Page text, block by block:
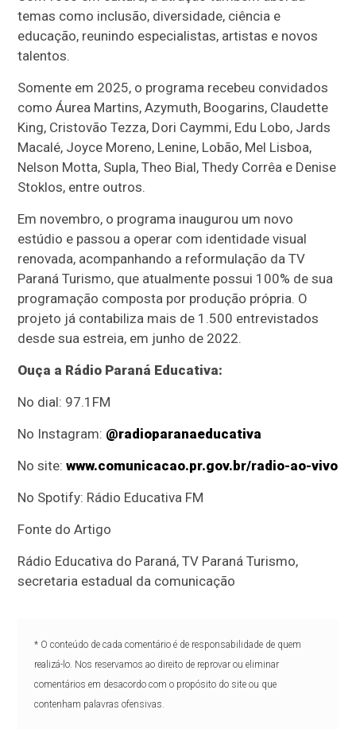
temas como inclusão, diversidade, ciência e
educação, reunindo especialistas, artistas e novos
talentos.
Somente em 2025, o programa recebeu convidados
como Áurea Martins, Azymuth, Boogarins, Claudette
King, Cristovão Tezza, Dori Caymmi, Edu Lobo, Jards
Macalé, Joyce Moreno, Lenine, Lobão, Mel Lisboa,
Nelson Motta, Supla, Theo Bial, Thedy Corrêa e Denise
Stoklos, entre outros.
Em novembro, o programa inaugurou um novo
estúdio e passou a operar com identidade visual
renovada, acompanhando a reformulação da TV
Paraná Turismo, que atualmente possui 100% de sua
programação composta por produção própria. O
projeto já contabiliza mais de 1.500 entrevistados
desde sua estreia, em junho de 2022.
Ouça a Rádio Paraná Educativa:
No dial: 97.1FM
No Instagram: @radioparanaeducativa
No site:www.comunicacao.pr.gov.br/radio-ao-vivo
No Spotify: Rádio Educativa FM
Fonte do Artigo
Rádio Educativa do Paraná, TV Paraná Turismo,
secretaria estadual da comunicação
* O conteúdo de cada comentário é de responsabilidade de quem
realizá-lo. Nos reservamos ao direito de reprovar ou eliminar
comentários em desacordo com o propósito do site ou que
contenham palavras ofensivas.